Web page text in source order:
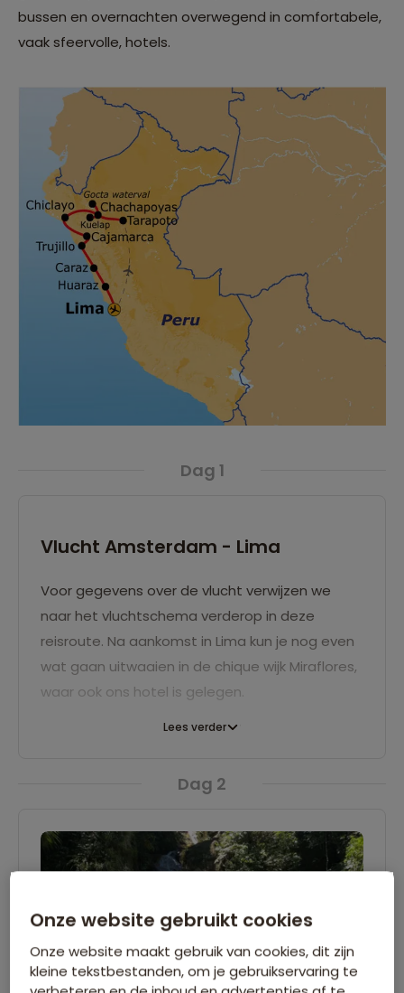
bussen en overnachten overwegend in comfortabele,
vaak sfeervolle, hotels.
Dag 1
Vlucht Amsterdam - Lima
Voor gegevens over de vlucht verwijzen we
naar het vluchtschema verderop in deze
reisroute. Na aankomst in Lima kun je nog even
wat gaan uitwaaien in de chique wijk Miraflores,
waar ook ons hotel is gelegen.
Lees verder
Dag 2
Onze website gebruikt cookies
Onze website maakt gebruik van cookies, dit zijn
kleine tekstbestanden, om je gebruikservaring te